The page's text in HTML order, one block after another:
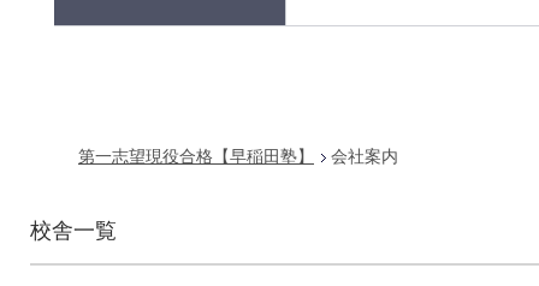
第一志望現役合格【早稲田塾】 会社案内
校舎一覧